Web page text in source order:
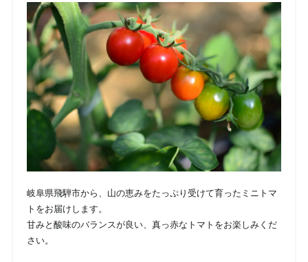
岐阜県飛騨市から、山の恵みをたっぷり受けて育ったミニトマ
トをお届けします。
甘みと酸味のバランスが良い、真っ赤なトマトをお楽しみくだ
さい。